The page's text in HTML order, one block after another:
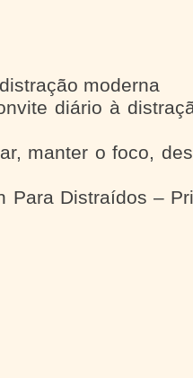
moderna
diário à
manter o foco,
Distraídos –